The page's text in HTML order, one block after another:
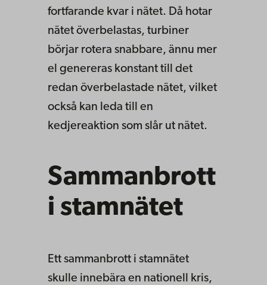
fortfarande kvar i nätet. Då hotar
nätet överbelastas, turbiner
börjar rotera snabbare, ännu mer
el genereras konstant till det
redan överbelastade nätet, vilket
också kan leda till en
kedjereaktion som slår ut nätet.
Sammanbrott
i stamnätet
Ett sammanbrott i stamnätet
skulle innebära en nationell kris,